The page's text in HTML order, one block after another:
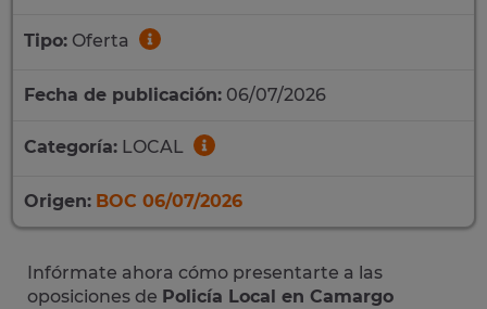
Tipo: Oferta
Fecha de publicación: 06/07/2026
Categoría: LOCAL
Origen: BOC 06/07/2026
Infórmate ahora cómo presentarte a las
oposiciones de Policía Local en Camargo